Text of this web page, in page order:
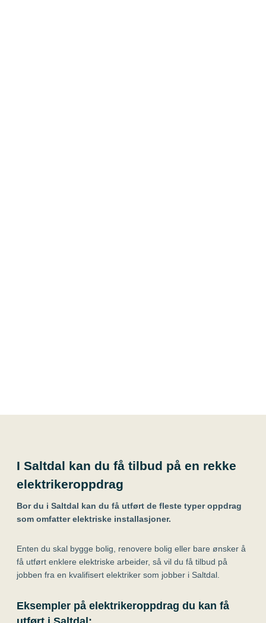
I Saltdal kan du få tilbud på en rekke
elektrikeroppdrag
Bor du i Saltdal kan du få utført de fleste typer oppdrag
som omfatter elektriske installasjoner.
Enten du skal bygge bolig, renovere bolig eller bare ønsker å
få utført enklere elektriske arbeider, så vil du få tilbud på
jobben fra en kvalifisert elektriker som jobber i Saltdal.
Eksempler på elektrikeroppdrag du kan få